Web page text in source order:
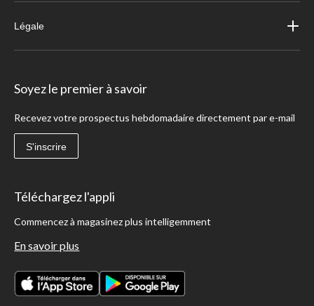
Légale
Soyez le premier à savoir
Recevez votre prospectus hebdomadaire directement par e-mail
S'inscrire
Téléchargez l'appli
Commencez à magasinez plus intelligemment
En savoir plus